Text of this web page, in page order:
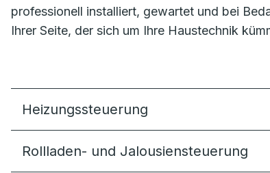
professionell installiert, gewartet und bei
Ihrer Seite, der sich um Ihre Haustechnik
Heizungssteuer­ung
Rollladen- und Jalousiensteuerung